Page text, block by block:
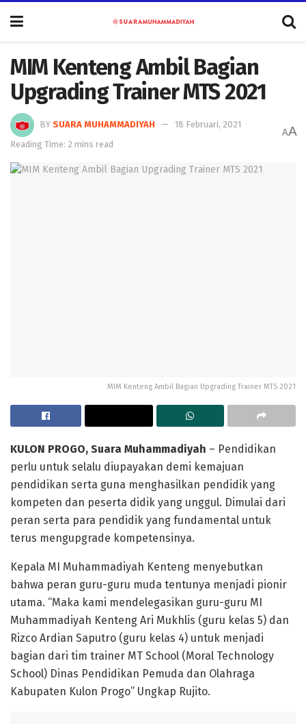
MIM Kenteng Ambil Bagian
Upgrading Trainer MTS 2021
BY SUARA MUHAMMADIYAH
18 Februari, 2021
Reading Time: 2 mins read
AA
MIM Kenteng Ambil Bagian Upgrading Trainer MTS 2021
KULON PROGO, Suara Muhammadiyah – Pendidikan
perlu untuk selalu diupayakan demi kemajuan
pendidikan serta guna menghasilkan pendidik yang
kompeten dan peserta didik yang unggul. Dimulai dari
peran serta para pendidik yang fundamental untuk
terus mengupgrade kompetensinya.
Kepala MI Muhammadiyah Kenteng menyebutkan
bahwa peran guru-guru muda tentunya menjadi pionir
utama. “Maka kami mendelegasikan guru-guru MI
Muhammadiyah Kenteng Ari Mukhlis (guru kelas 5) dan
Rizco Ardian Saputro (guru kelas 4) untuk menjadi
bagian dari tim trainer MT School (Moral Technology
School) Dinas Pendidikan Pemuda dan Olahraga
Kabupaten Kulon Progo” Ungkap Rujito.